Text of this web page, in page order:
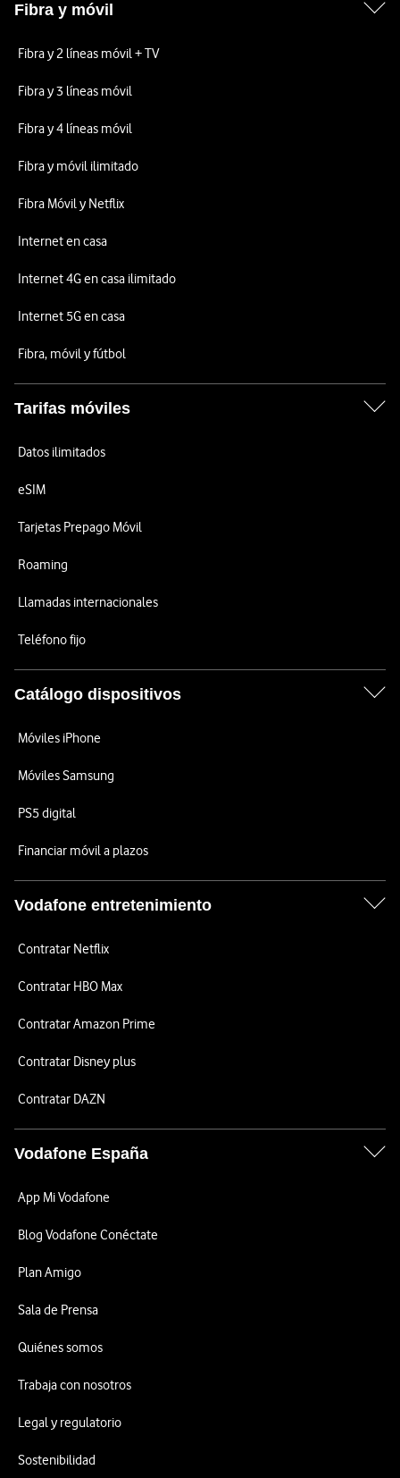
Fibra y móvil
Fibra y 2 líneas móvil + TV
Fibra y 3 líneas móvil
Fibra y 4 líneas móvil
Fibra y móvil ilimitado
Fibra Móvil y Netflix
Internet en casa
Internet 4G en casa ilimitado
Internet 5G en casa
Fibra, móvil y fútbol
Tarifas móviles
Datos ilimitados
eSIM
Tarjetas Prepago Móvil
Roaming
Llamadas internacionales
Teléfono fijo
Catálogo dispositivos
Móviles iPhone
Móviles Samsung
PS5 digital
Financiar móvil a plazos
Vodafone entretenimiento
Contratar Netflix
Contratar HBO Max
Contratar Amazon Prime
Contratar Disney plus
Contratar DAZN
Vodafone España
App Mi Vodafone
Blog Vodafone Conéctate
Plan Amigo
Sala de Prensa
Quiénes somos
Trabaja con nosotros
Legal y regulatorio
Sostenibilidad